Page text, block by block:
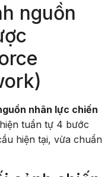
nguồn
nhân lực chiến
tuần tự 4 bước
hiện tại, vừa chuẩn